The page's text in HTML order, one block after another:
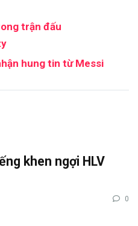
trận đấu
hung tin từ Messi
khen ngợi HLV
0